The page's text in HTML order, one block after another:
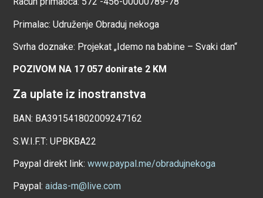
Primalac: Udruženje Obraduj nekoga
Svrha doznake: Projekat „Idemo na babine – Svaki dan“
POZIVOM NA 17 057 donirate 2 KM
Za uplate iz inostranstva
BAN: BA391541802009247162
S.W.I.F.T: UPBKBA22
Paypal direkt link:www.paypal.me/obradujnekoga
Paypal:aidas-m@live.com